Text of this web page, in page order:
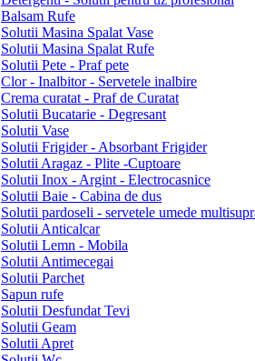
Balsam Rufe
Solutii Masina Spalat Vase
Solutii Masina Spalat Rufe
Solutii Pete - Praf pete
Clor - Inalbitor - Servetele inalbire
Crema curatat - Praf de Curatat
Solutii Bucatarie - Degresant
Solutii Vase
Solutii Frigider - Absorbant Frigider
Solutii Aragaz - Plite -Cuptoare
Solutii Inox - Argint - Electrocasnice
Solutii Baie - Cabina de dus
Solutii pardoseli - servetele umede
Solutii Anticalcar
Solutii Lemn - Mobila
Solutii Antimecegai
Solutii Parchet
Sapun rufe
Solutii Desfundat Tevi
Solutii Geam
Solutii Apret